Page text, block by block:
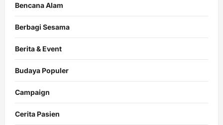
Bencana Alam
Berbagi Sesama
Berita & Event
Budaya Populer
Campaign
Cerita Pasien